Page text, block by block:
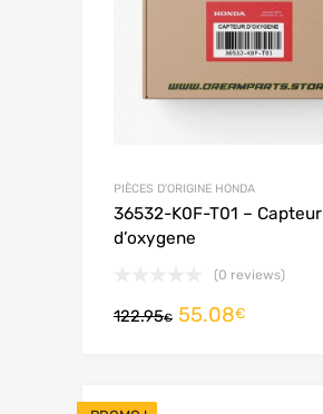
PIÈCES D'ORIGINE HONDA
36532-K0F-T01 – Capteur
d’oxygene
(0 reviews)
122.95€ 55.08€